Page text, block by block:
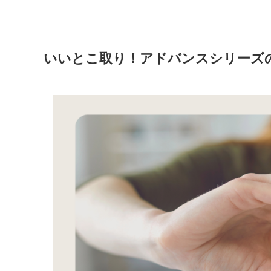
いいとこ取り！アドバンスシリーズ